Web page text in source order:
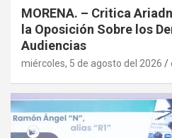
MORENA. – Critica
la Oposición Sobre los
Audiencias
miércoles, 5 de agosto del 2026